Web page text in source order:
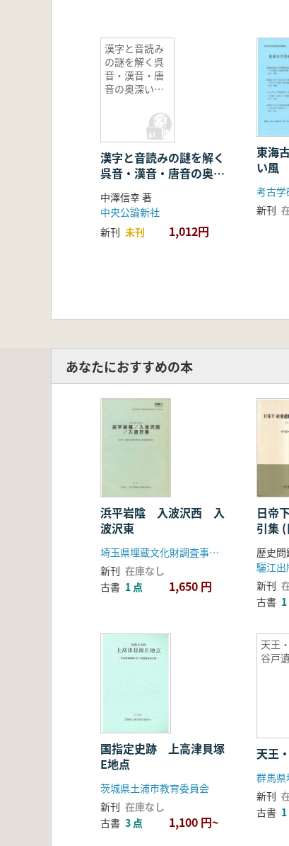
漢字と音読み
の謎を解く呉
音・漢音・唐
音の奥深い世
漢字と音読みの謎を解く
呉音・漢音・唐音の奥深
い世界
中澤信幸 著
中央公論新社
新刊 未刊 1,012円
東海
い風
考古学
新刊
あなたにおすすめの本
浜平岩陰 入波沢西 入
波沢東
埼玉県埋蔵文化財調査事業団
新刊 在庫なし
古書 1 点 1,650 円
日帝
引集
名
巻
歴史
驪江出
新刊
古書
国指定史跡 上高津貝塚
E地点
茨城県土浦市教育委員会
新刊 在庫なし
古書 3 点 1,100 円~
天王
谷戸
天王
新刊
古書